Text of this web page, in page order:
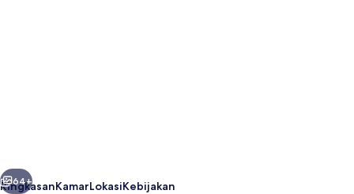
Berikutnya
64+
RingkasanKamarLokasiKebijakan